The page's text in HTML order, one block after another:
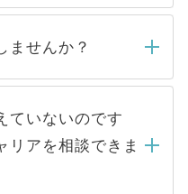
人気のある医療機
、応募が殺到する場
条件に合った人材の
頼するケースが増え
ことは一切ありませ
から内定をいただい
りません。内定先へ
アパートナーが行い
ませんか？
ことはありませんの
当サイトからの登録
者様の個人情報は、
プおよび転職活動の
します。お預かりし
ていないのです
リアを相談できま